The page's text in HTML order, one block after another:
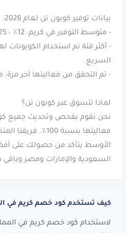
- أكثر فئة تم استخدام الكوبونات
نحن نقوم بفحص وتحديث جميع
فعاليتها بنسبة
الأوسط يتأكد من حصولك على
السعودية والإمارات ومصر وباقي
كيف تستخدم كود خصم كريم في
لاستخدام كود خصم كريم في